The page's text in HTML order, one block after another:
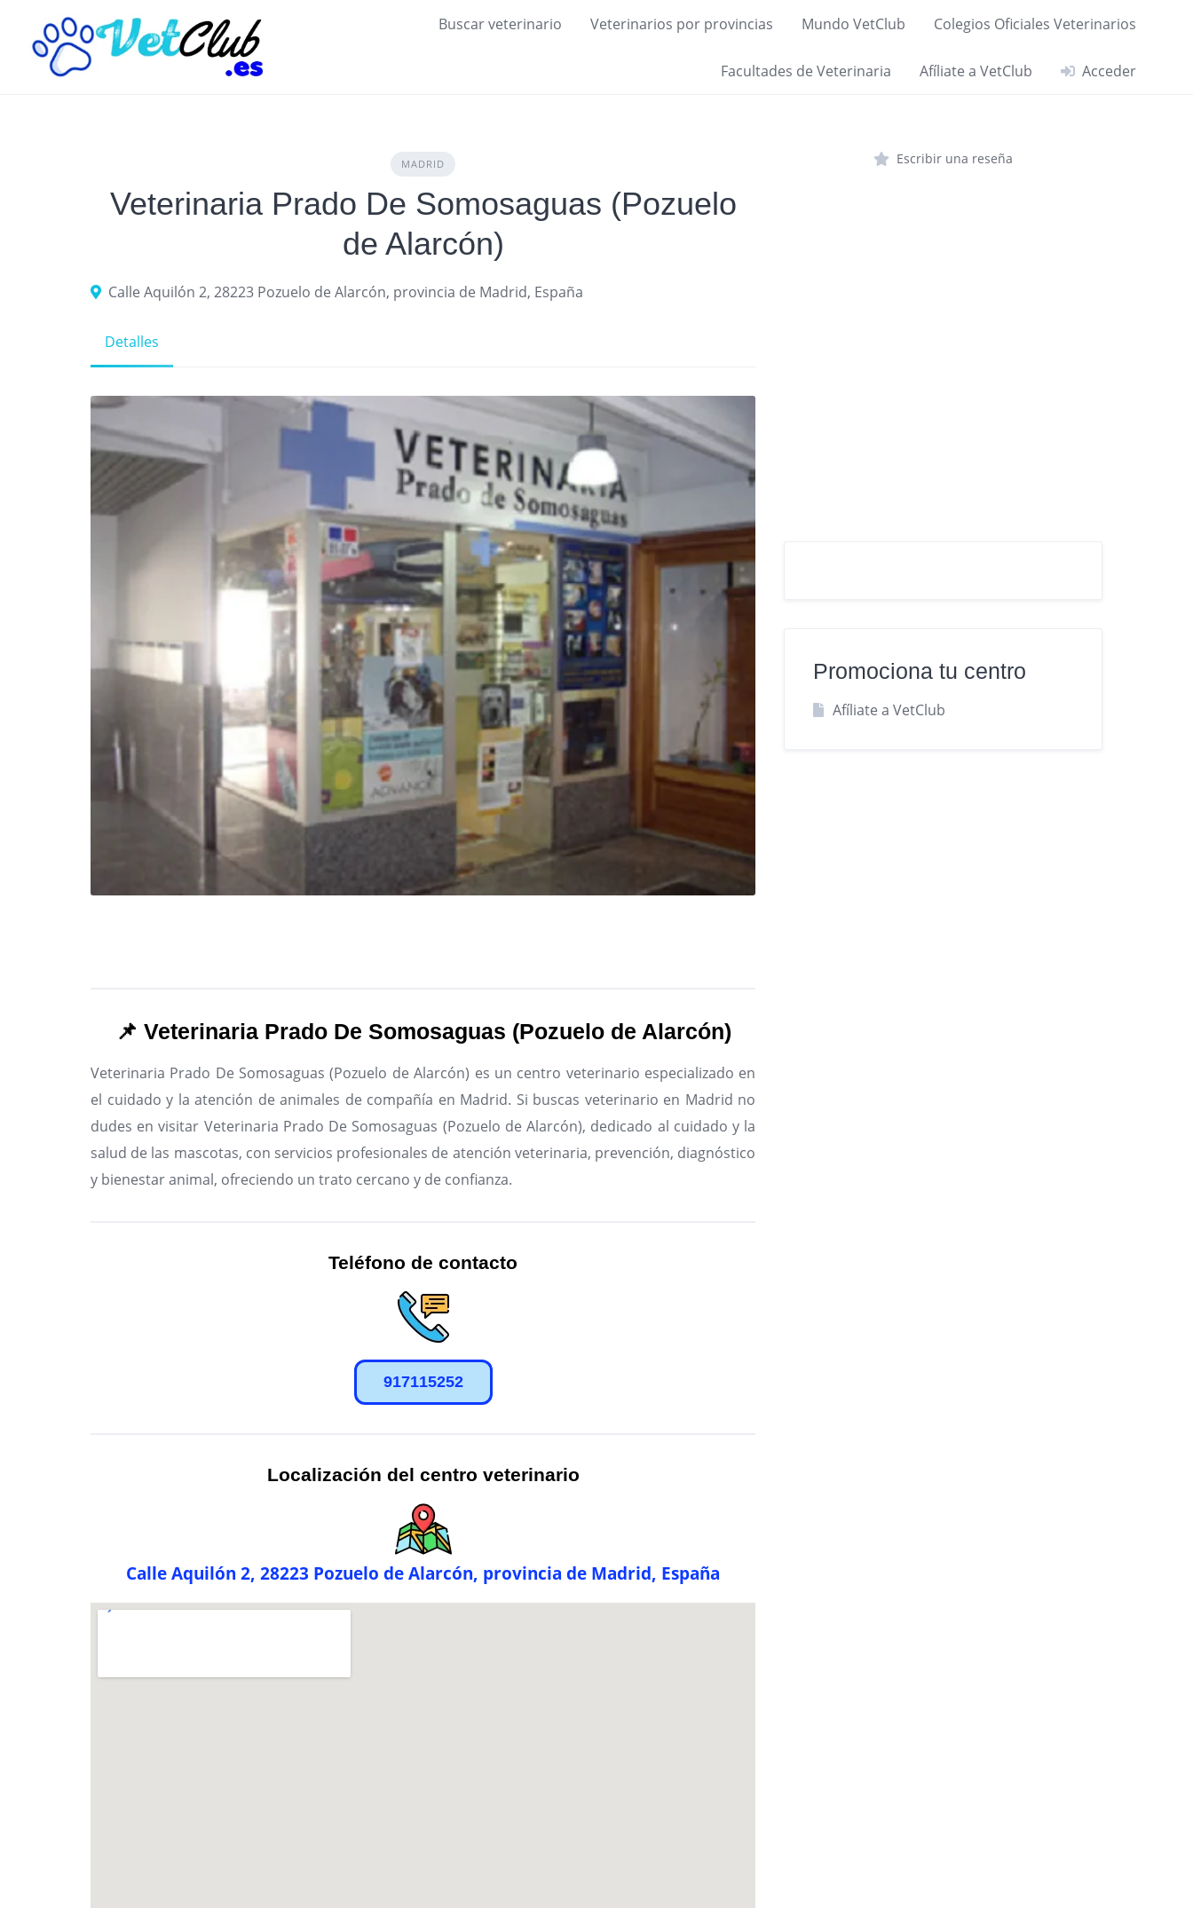
content
Buscar veterinario Veterinarios por provincias Mundo VetClub Colegios Oficiales Veterinarios
Facultades de Veterinaria Afíliate a VetClub Acceder
MADRID
Veterinaria Prado De Somosaguas (Pozuelo
de Alarcón)
Calle Aquilón 2, 28223 Pozuelo de Alarcón, provincia de Madrid, España
Detalles
📌 Veterinaria Prado De Somosaguas (Pozuelo de Alarcón)
Veterinaria Prado De Somosaguas (Pozuelo de Alarcón) es un centro veterinario especializado en
el cuidado y la atención de animales de compañía en Madrid. Si buscas veterinario en Madrid no
dudes en visitar Veterinaria Prado De Somosaguas (Pozuelo de Alarcón), dedicado al cuidado y la
salud de las mascotas, con servicios profesionales de atención veterinaria, prevención, diagnóstico
y bienestar animal, ofreciendo un trato cercano y de confianza.
Teléfono de contacto
917115252
Localización del centro veterinario
Calle Aquilón 2, 28223 Pozuelo de Alarcón, provincia de Madrid, España
Escribir una reseña
Promociona tu centro
Afíliate a VetClub